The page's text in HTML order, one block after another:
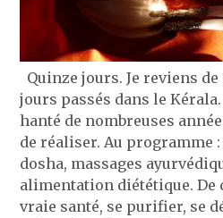
Quinze jours. Je reviens
jours passés dans le Kérala.
hanté de nombreuses
de réaliser. Au programme
dosha, massages
alimentation diététique. De
vraie santé, se purifier, se